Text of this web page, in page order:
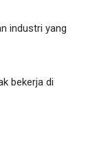
industri yang
bekerja di